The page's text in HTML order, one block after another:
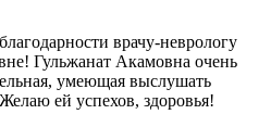
врачу-неврологу
Гульжанат Акамовна очень
умеющая выслушать
ей успехов, здоровья!